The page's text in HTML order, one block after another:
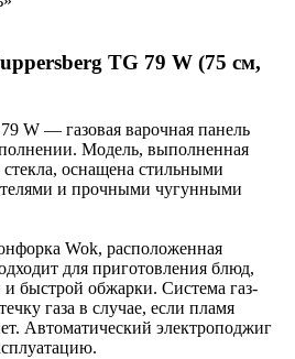
TG 79 W (75 см,
W — газовая варочная панель
Модель, выполненная
стекла, оснащена стильными
и прочными чугунными
Wok, расположенная
для приготовления блюд,
быстрой обжарки. Система газ-
газа в случае, если пламя
Автоматический электроподжиг